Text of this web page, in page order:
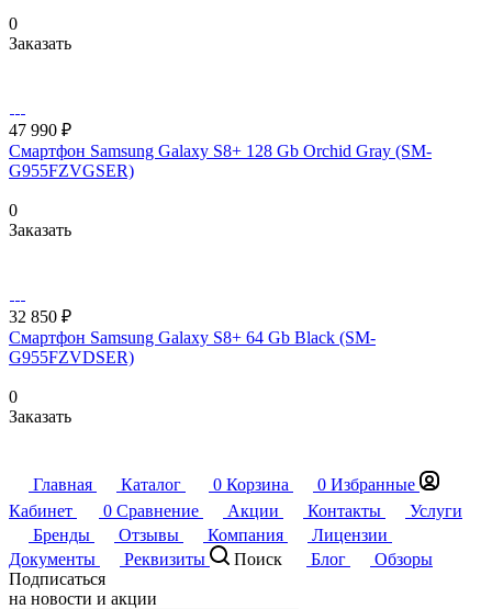
0
Заказать
47 990 ₽
Смартфон Samsung Galaxy S8+ 128 Gb Orchid Gray (SM-
G955FZVGSER)
0
Заказать
32 850 ₽
Смартфон Samsung Galaxy S8+ 64 Gb Black (SM-
G955FZVDSER)
0
Заказать
Главная Каталог 0 Корзина 0 Избранные
Кабинет
0 Сравнение Акции Контакты
Услуги
Бренды
Отзывы Компания
Лицензии
Документы
Реквизиты Поиск Блог
Обзоры
Подписаться
на новости и акции